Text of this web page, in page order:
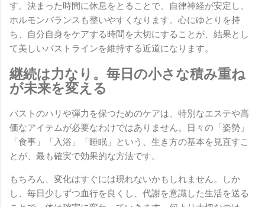
す。決まった時間に休息をとることで、自律神経が安定し、
ホルモンバランスも整いやすくなります。心にゆとりを持
ち、自分自身をケアする時間を大切にすることが、結果とし
て美しいバストラインを維持する近道になります。
継続は力なり。毎日の小さな積み重ね
が未来を変える
バストのハリや弾力を保つためのケアは、特別なエステや高
価なアイテムが必要なわけではありません。日々の「姿勢」
「食事」「入浴」「睡眠」という、生き方の基本を見直すこ
とが、最も確実で効果的な方法です。
もちろん、変化はすぐには現れないかもしれません。しか
し、毎日少しずつ血行を良くし、代謝を意識した生活を送る